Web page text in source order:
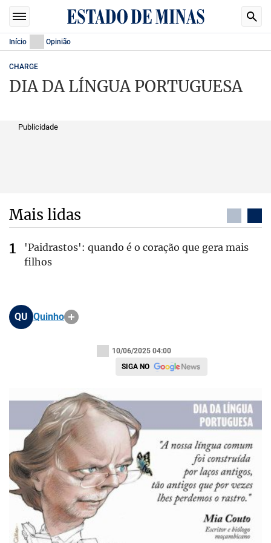
Início Opinião
CHARGE
DIA DA LÍNGUA PORTUGUESA
Publicidade
Mais lidas
'Paidrastos': quando é o coração que gera mais
filhos
QU Quinho
10/06/2025 04:00
SIGA NO